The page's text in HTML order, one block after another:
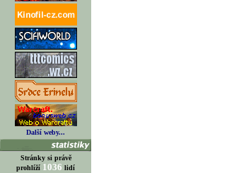
Další weby...
Stránky si právě
prohlíží 1036 lidí